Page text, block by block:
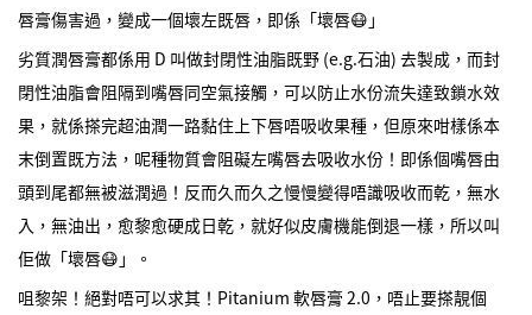
唇膏傷害過，變成一個壞左既唇，即係「壞唇😷」
劣質潤唇膏都係用 D 叫做封閉性油脂既野 (e.g.石油) 去製成，而封
閉性油脂會阻隔到嘴唇同空氣接觸，可以防止水份流失達致鎖水效
果，就係搽完超油潤一路黏住上下唇唔吸收果種，但原來咁樣係本
末倒置既方法，呢種物質會阻礙左嘴唇去吸收水份！即係個嘴唇由
頭到尾都無被滋潤過！反而久而久之慢慢變得唔識吸收而乾，無水
入，無油出，愈黎愈硬成日乾，就好似皮膚機能倒退一樣，所以叫
佢做「壞唇😷」。
咀黎架！絕對唔可以求其！Pitanium 軟唇膏 2.0，唔止要搽靚個